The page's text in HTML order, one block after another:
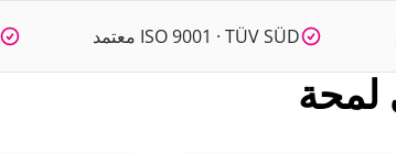
ISO 9001 · TÜV SÜD معتمد